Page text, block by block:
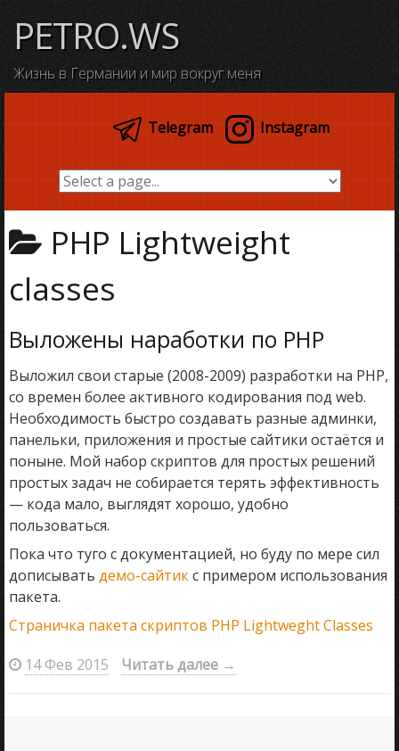
content
PETRO.WS
Жизнь в Германии и мир вокруг меня
Telegram Instagram
PHP Lightweight
classes
Выложены наработки по PHP
Выложил свои старые (2008-2009) разработки на PHP,
со времен более активного кодирования под web.
Необходимость быстро создавать разные админки,
панельки, приложения и простые сайтики остаётся и
поныне. Мой набор скриптов для простых решений
простых задач не собирается терять эффективность
— кода мало, выглядят хорошо, удобно
пользоваться.
Пока что туго с документацией, но буду по мере сил
дописывать демо-сайтикс примером использования
пакета.
Страничка пакета скриптов PHP Lightweght Classes
14 Фев 2015
Читать далее →